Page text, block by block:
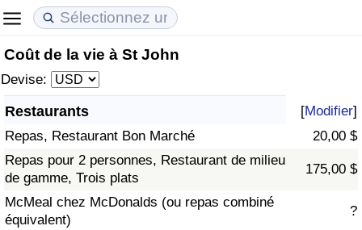
Coût de la vie à St John
Devise:
Restaurants [Modifier]
Repas, Restaurant Bon Marché
20,00 $
Repas pour 2 personnes, Restaurant de milieu
de gamme, Trois plats
175,00 $
McMeal chez McDonalds (ou repas combiné
équivalent)
?
Coût de la vie
Indice du Coût de la Vie
Indice du coût de la vie par pays
à Akaba
Prix de l'immobilier
Indice des Prix de l'immobilier
Indice des Prix de l'immobilier par Pays
Qualité de Vie
Indice de Qualité de Vie (Actuel)
Indice de qualité de vie par pays
Criminalité